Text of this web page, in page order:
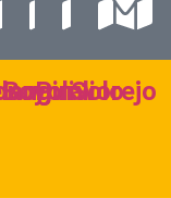
Boyolali
Purworejo
Solo